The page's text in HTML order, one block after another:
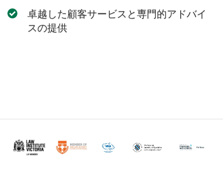
卓越した顧客サービスと専門的アドバイ
スの提供